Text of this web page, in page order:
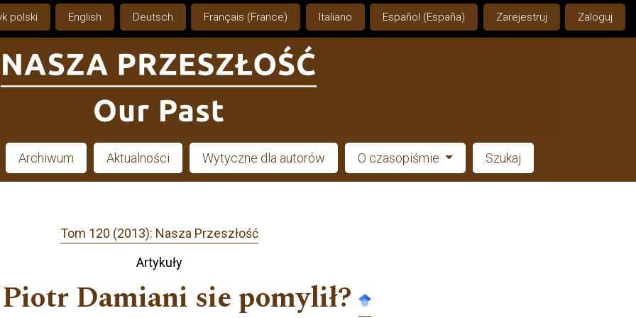
polski English Deutsch Français (France) Italiano Español (España) Zarejestruj Zaloguj
Archiwum Aktualności Wytyczne dla autorów O czasopiśmie Szukaj
Tom 120 (2013): Nasza Przeszłość
Artykuły
Damiani sie pomylił?